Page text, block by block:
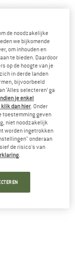
de noodzakelijke
we bijkomende
om inhouden en
te bieden. Daardoor
op de hoogte van je
in derde landen
bijvoorbeeld
‘Alles selecteren’ ga
je enkel
dan hier. Onder
toestemming geven
niet noodzakelijk
worden ingetrokken
onderaan
de risico's van
.